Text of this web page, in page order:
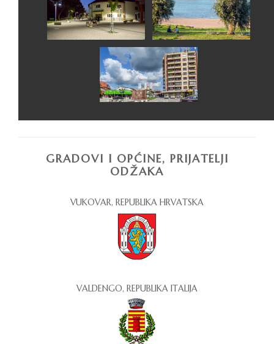
GRADOVI I OPĆINE, PRIJATELJI
ODŽAKA
VUKOVAR, REPUBLIKA HRVATSKA
VALDENGO, REPUBLIKA ITALIJA